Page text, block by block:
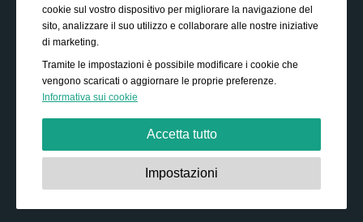
cookie sul vostro dispositivo per migliorare la navigazione del
sito, analizzare il suo utilizzo e collaborare alle nostre iniziative
di marketing.
Tramite le impostazioni è possibile modificare i cookie che
vengono scaricati o aggiornare le proprie preferenze.
Informativa sui cookie
Accetta tutto
Strettamente necessari:
Questi cookie sono essenziali
per abilitare funzionalità di base come la navigazione,
Impostazioni